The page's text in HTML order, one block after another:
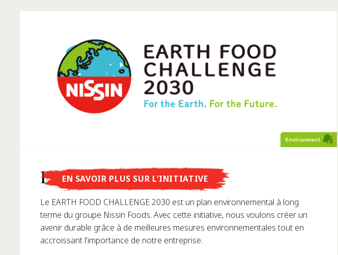
Earth Food Challenge
Le EARTH FOOD CHALLENGE 2030 est un plan environnemental à long
terme du groupe Nissin Foods. Avec cette initiative, nous voulons créer un
avenir durable grâce à de meilleures mesures environnementales tout en
accroissant l'importance de notre entreprise.
EN SAVOIR PLUS SUR L'INITIATIVE
Savais-tu que...
....Nissin Foods GmbH a été fondée en Allemagne en 1993 ?